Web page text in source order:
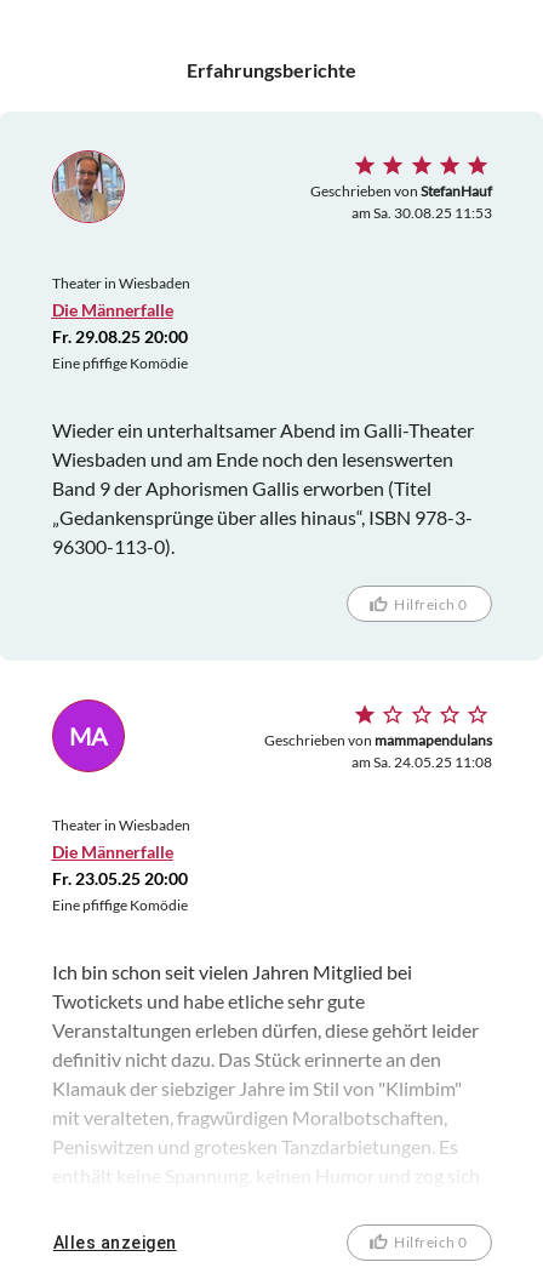
Erfahrungsberichte
Geschrieben von StefanHauf
am Sa. 30.08.25 11:53
Theater in Wiesbaden
Die Männerfalle
Fr. 29.08.25 20:00
Eine pfiffige Komödie
Wieder ein unterhaltsamer Abend im Galli-Theater
Wiesbaden und am Ende noch den lesenswerten
Band 9 der Aphorismen Gallis erworben (Titel
„Gedankensprünge über alles hinaus“, ISBN 978-3-
96300-113-0).
Hilfreich 0
MA Geschrieben von mammapendulans
am Sa. 24.05.25 11:08
Theater in Wiesbaden
Die Männerfalle
Fr. 23.05.25 20:00
Eine pfiffige Komödie
Ich bin schon seit vielen Jahren Mitglied bei
Twotickets und habe etliche sehr gute
Veranstaltungen erleben dürfen, diese gehört leider
definitiv nicht dazu. Das Stück erinnerte an den
Klamauk der siebziger Jahre im Stil von "Klimbim"
mit veralteten, fragwürdigen Moralbotschaften,
Peniswitzen und grotesken Tanzdarbietungen. Es
enthält keine Spannung, keinen Humor und zog sich
man sollte es schnellstens vom Spielpan streichen
um weiteren ahnungslosen Zuschauern einen öden
Alles anzeigen Hilfreich 0